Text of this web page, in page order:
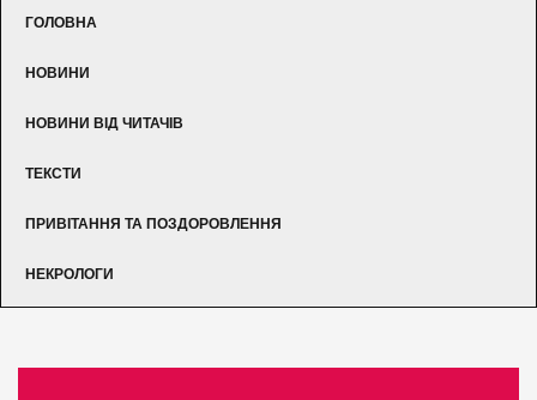
ГОЛОВНА
НОВИНИ
НОВИНИ ВІД ЧИТАЧІВ
ТЕКСТИ
ПРИВІТАННЯ ТА ПОЗДОРОВЛЕННЯ
НЕКРОЛОГИ